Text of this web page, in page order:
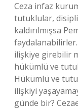
Ceza infaz
tutuklular,
kaldırılmışsa
ilişkiye girebilir
hükümlü ve
Hükümlü ve
ilişkiyi
günde bir?